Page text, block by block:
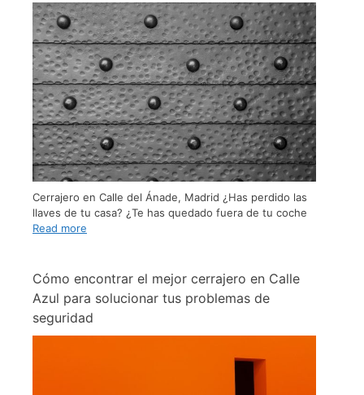
Cerrajero en Calle del Ánade, Madrid ¿Has perdido las
llaves de tu casa? ¿Te has quedado fuera de tu coche
Read more
Cómo encontrar el mejor cerrajero en Calle
Azul para solucionar tus problemas de
seguridad